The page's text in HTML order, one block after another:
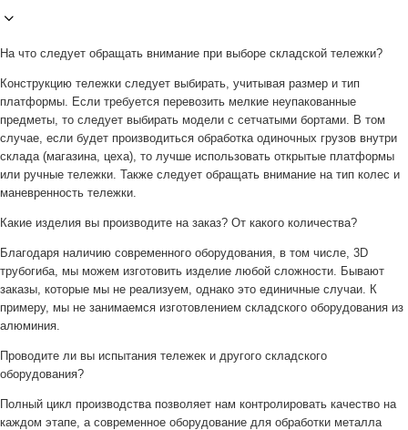
На что следует обращать внимание при выборе складской тележки?
Конструкцию тележки следует выбирать, учитывая размер и тип
платформы. Если требуется перевозить мелкие неупакованные
предметы, то следует выбирать модели с сетчатыми бортами. В том
случае, если будет производиться обработка одиночных грузов внутри
склада (магазина, цеха), то лучше использовать открытые платформы
или ручные тележки. Также следует обращать внимание на тип колес и
маневренность тележки.
Какие изделия вы производите на заказ? От какого количества?
Благодаря наличию современного оборудования, в том числе, 3D
трубогиба, мы можем изготовить изделие любой сложности. Бывают
заказы, которые мы не реализуем, однако это единичные случаи. К
примеру, мы не занимаемся изготовлением складского оборудования из
алюминия.
Проводите ли вы испытания тележек и другого складского
оборудования?
Полный цикл производства позволяет нам контролировать качество на
каждом этапе, а современное оборудование для обработки металла